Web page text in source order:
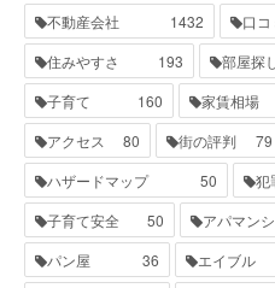
不動産会社 1432 口コ
住みやすさ
193 部屋探
子育て
160 家賃相場
アクセス
80 街の評判 79
ハザードマップ
50 犯
子育て安全
50 アパマン
パン屋
36 エイブル